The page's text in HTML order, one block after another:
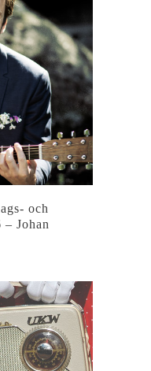
och
Johan